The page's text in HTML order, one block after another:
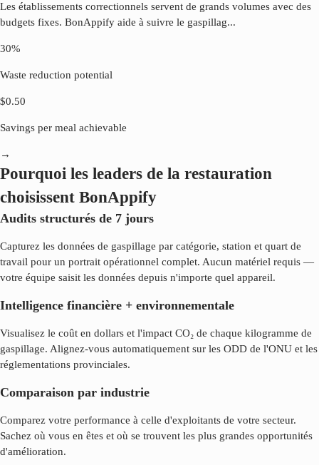
Les établissements correctionnels servent de grands volumes avec des
budgets fixes. BonAppify aide à suivre le gaspillag...
30%
Waste reduction potential
$0.50
Savings per meal achievable
→
Pourquoi les leaders de la restauration
choisissent BonAppify
Audits structurés de 7 jours
Capturez les données de gaspillage par catégorie, station et quart de
travail pour un portrait opérationnel complet. Aucun matériel requis —
votre équipe saisit les données depuis n'importe quel appareil.
Intelligence financière + environnementale
Visualisez le coût en dollars et l'impact CO₂ de chaque kilogramme de
gaspillage. Alignez-vous automatiquement sur les ODD de l'ONU et les
réglementations provinciales.
Comparaison par industrie
Comparez votre performance à celle d'exploitants de votre secteur.
Sachez où vous en êtes et où se trouvent les plus grandes opportunités
d'amélioration.